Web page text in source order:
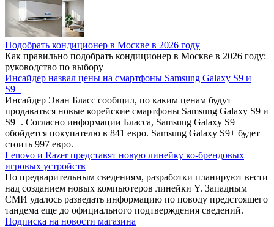
Подобрать кондиционер в Москве в 2026 году
Как правильно подобрать кондиционер в Москве в 2026 году:
руководство по выбору
Инсайдер назвал цены на смартфоны Samsung Galaxy S9 и
S9+
Инсайдер Эван Бласс сообщил, по каким ценам будут
продаваться новые корейские смартфоны Samsung Galaxy S9 и
S9+. Согласно информации Бласса, Samsung Galaxy S9
обойдется покупателю в 841 евро. Samsung Galaxy S9+ будет
стоить 997 евро.
Lenovo и Razer представят новую линейку ко-брендовых
игровых устройств
По предварительным сведениям, разработки планируют вести
над созданием новых компьютеров линейки Y. Западным
СМИ удалось разведать информацию по поводу предстоящего
тандема еще до официального подтверждения сведений.
Подписка на новости магазина